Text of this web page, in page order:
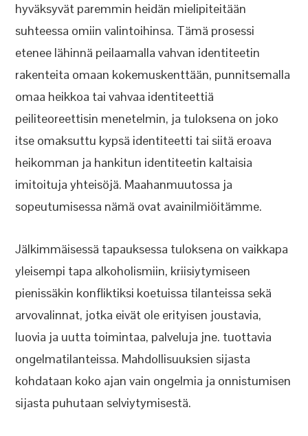
hyväksyvät paremmin heidän mielipiteitään
suhteessa omiin valintoihinsa. Tämä prosessi
etenee lähinnä peilaamalla vahvan identiteetin
rakenteita omaan kokemuskenttään, punnitsemalla
omaa heikkoa tai vahvaa identiteettiä
peiliteoreettisin menetelmin, ja tuloksena on joko
itse omaksuttu kypsä identiteetti tai siitä eroava
heikomman ja hankitun identiteetin kaltaisia
imitoituja yhteisöjä. Maahanmuutossa ja
sopeutumisessa nämä ovat avainilmiöitämme.
Jälkimmäisessä tapauksessa tuloksena on vaikkapa
yleisempi tapa alkoholismiin, kriisiytymiseen
pienissäkin konfliktiksi koetuissa tilanteissa sekä
arvovalinnat, jotka eivät ole erityisen joustavia,
luovia ja uutta toimintaa, palveluja jne. tuottavia
ongelmatilanteissa. Mahdollisuuksien sijasta
kohdataan koko ajan vain ongelmia ja onnistumisen
sijasta puhutaan selviytymisestä.